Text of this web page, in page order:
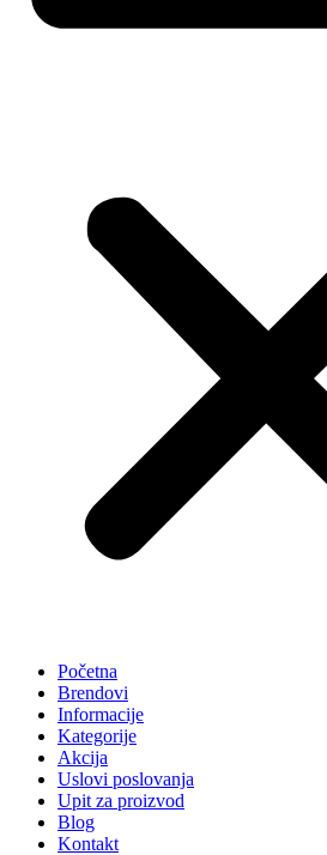
Početna
Brendovi
Informacije
Kategorije
Akcija
Uslovi poslovanja
Upit za proizvod
Blog
Kontakt